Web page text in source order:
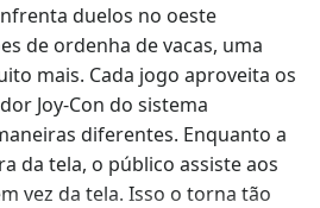
duelos no oeste
de ordenha de vacas, uma
mais. Cada jogo aproveita os
Joy-Con do sistema
diferentes. Enquanto a
da tela, o público assiste aos
vez da tela. Isso o torna tão